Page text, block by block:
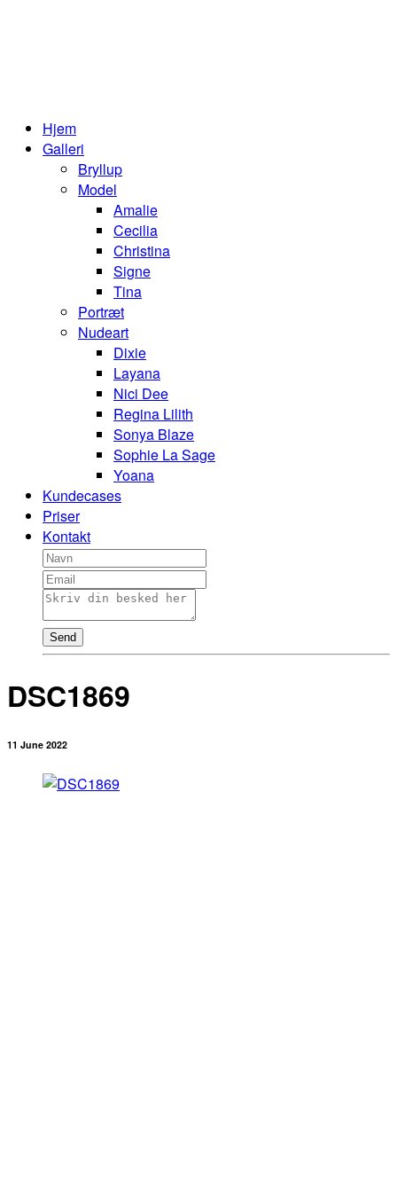
Hjem
Galleri
Bryllup
Model
Amalie
Cecilia
Christina
Signe
Tina
Portræt
Nudeart
Dixie
Layana
Nici Dee
Regina Lilith
Sonya Blaze
Sophie La Sage
Yoana
Kundecases
Priser
Kontakt
Send
DSC1869
11 June 2022